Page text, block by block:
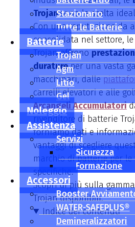
Stazionario
Tutte le Batterie
Batterie
Trojan
Agm
Litio
Gel
Noleggio
Assistenza
Servizi
Sicurezza
Formazione
Accessori
Booster
WATER-SAFEPLUS®
Demineralizzatori
Trojansono la scelta
Con una reputazione da
consolidata nel settore,
Trojan offrono
duratureper una vasta
macchinari, dalle
carrelli elevatori e alle
Arcangeli Accumulatori
rivenditore di batterie
forniamo dati e
vantaggi di scegliere
marchio di batterie per le
specifiche.
Scopri di più sulla
Trojan disponibili.
Indice dei contenuti